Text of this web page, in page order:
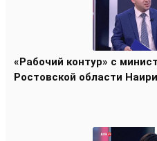
«Рабочий контур» с
Ростовской области